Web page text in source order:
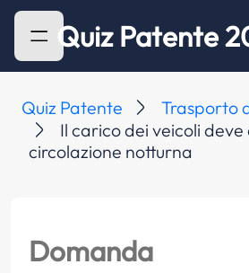
Quiz Patente
Quiz Patente
Trasporto
Il carico dei veicoli
circolazione notturna
Domanda